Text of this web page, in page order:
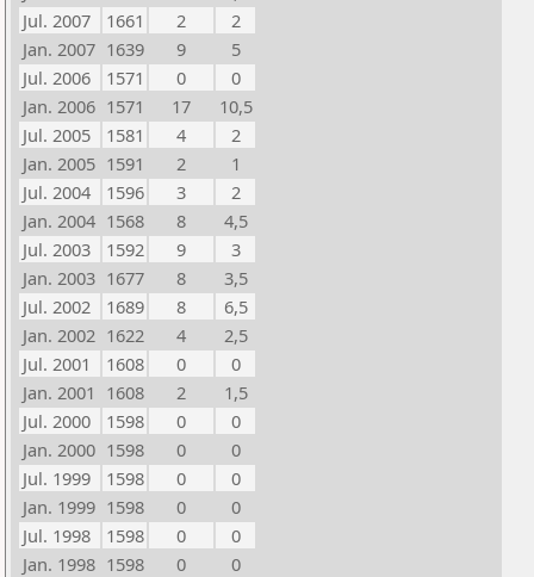
Jul. 2007
1661 2
2
Jan. 2007 1639 9
5
Jul. 2006
1571 0
0
Jan. 2006 1571 17
10,5
Jul. 2005
1581 4
2
Jan. 2005 1591 2
1
Jul. 2004
1596 3
2
Jan. 2004 1568 8
4,5
Jul. 2003
1592 9
3
Jan. 2003 1677 8
3,5
Jul. 2002
1689 8
6,5
Jan. 2002 1622 4
2,5
Jul. 2001
1608 0
0
Jan. 2001 1608 2
1,5
Jul. 2000
1598 0
0
Jan. 2000 1598 0
0
Jul. 1999
1598 0
0
Jan. 1999 1598 0
0
Jul. 1998
1598 0
0
Jan. 1998 1598 0
0